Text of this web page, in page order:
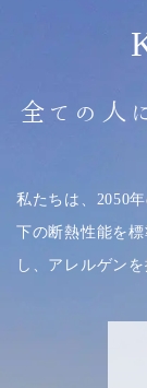
全ての人
私たちは、2050
下の断熱性能を
し、アレルゲン